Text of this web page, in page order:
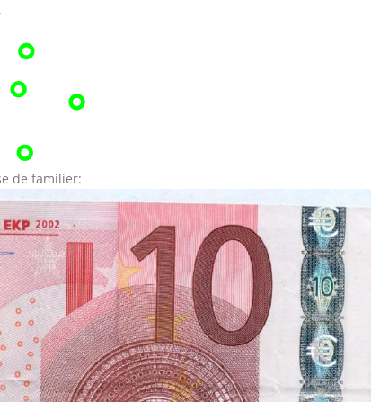
de familier: